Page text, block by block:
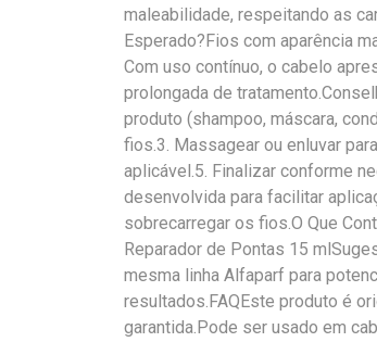
maleabilidade, respeitando as
Esperado?Fios com aparência
Com uso contínuo, o cabelo
prolongada de
produto (shampoo, máscara,
fios.3. Massagear ou enluvar
aplicável.5. Finalizar conforme
desenvolvida para facilitar
sobrecarregar os fios.O Que
Reparador de Pontas 15
mesma linha Alfaparf para
resultados.FAQEste produto é
garantida.Pode ser usado em